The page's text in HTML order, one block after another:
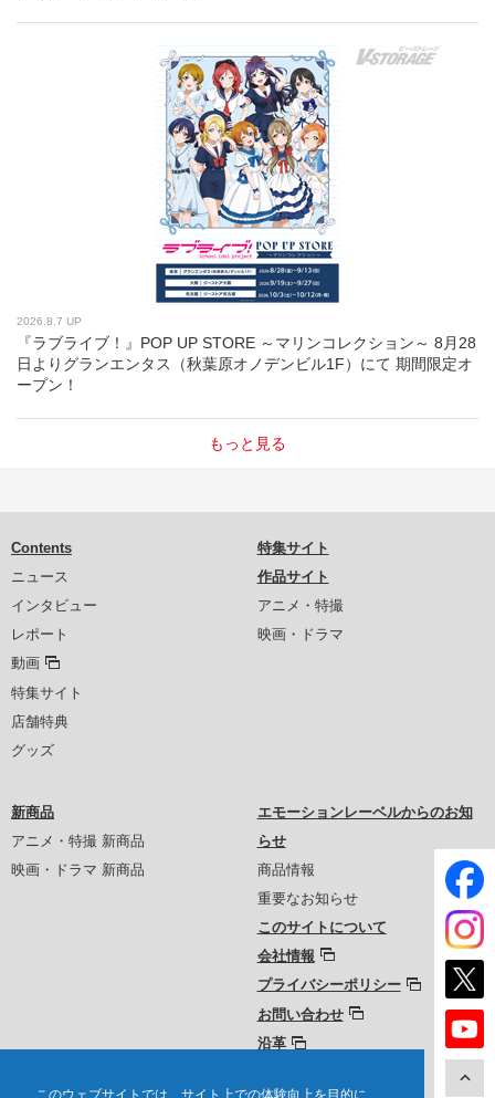
このウェブサイトでは、サイト上での体験向上を目的に
2026.8.7 UP
『ラブライブ！』POP UP STORE ～マリンコレクション～ 8月28
日よりグランエンタス（秋葉原オノデンビル1F）にて 期間限定オ
ープン！
もっと見る
Contents
ニュース
インタビュー
レポート
動画
特集サイト
店舗特典
グッズ
特集サイト
作品サイト
アニメ・特撮
映画・ドラマ
新商品
アニメ・特撮 新商品
映画・ドラマ 新商品
エモーションレーベルからのお知
らせ
商品情報
重要なお知らせ
このサイトについて
会社情報
プライバシーポリシー
お問い合わせ
沿革